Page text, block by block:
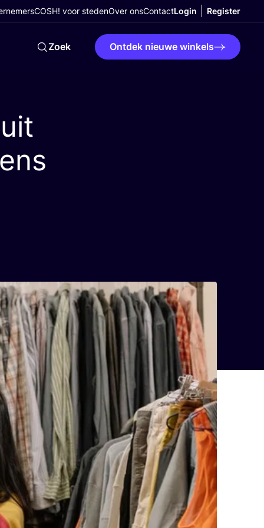
COSH! voor stedenOver onsContactLogin Register
Zoek Ontdek nieuwe winkels